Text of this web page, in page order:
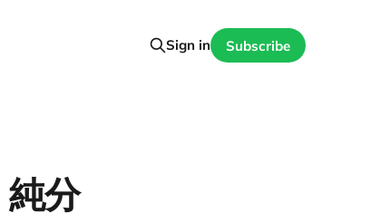
Sign in Subscribe
分